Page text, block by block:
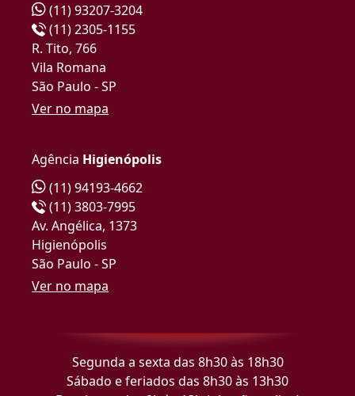
(11) 93207-3204
(11) 2305-1155
R. Tito, 766
Vila Romana
São Paulo - SP
Ver no mapa
Agência Higienópolis
(11) 94193-4662
(11) 3803-7995
Av. Angélica, 1373
Higienópolis
São Paulo - SP
Ver no mapa
Segunda a sexta das 8h30 às 18h30
Sábado e feriados das 8h30 às 13h30